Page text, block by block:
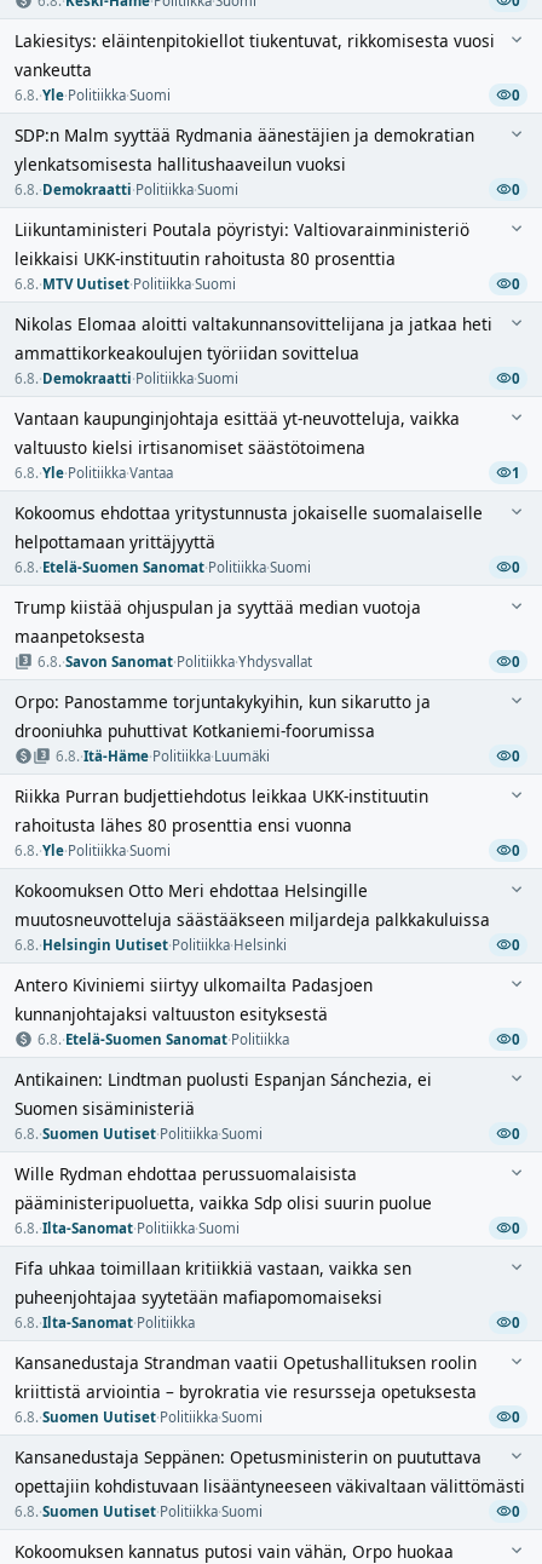
Lakiesitys: eläintenpitokiellot tiukentuvat, rikkomisesta vuosi
vankeutta
6.8.·Yle·Politiikka·Suomi 0
SDP:n Malm syyttää Rydmania äänestäjien ja demokratian
ylenkatsomisesta hallitushaaveilun vuoksi
6.8.·Demokraatti·Politiikka·Suomi 0
Liikuntaministeri Poutala pöyristyi: Valtiovarainministeriö
leikkaisi UKK-instituutin rahoitusta 80 prosenttia
6.8.·MTV Uutiset·Politiikka·Suomi 0
Nikolas Elomaa aloitti valtakunnansovittelijana ja jatkaa heti
ammattikorkeakoulujen työriidan sovittelua
6.8.·Demokraatti·Politiikka·Suomi 0
Vantaan kaupunginjohtaja esittää yt-neuvotteluja, vaikka
valtuusto kielsi irtisanomiset säästötoimena
6.8.·Yle·Politiikka·Vantaa 1
Kokoomus ehdottaa yritystunnusta jokaiselle suomalaiselle
helpottamaan yrittäjyyttä
6.8.·Etelä-Suomen Sanomat·Politiikka·Suomi 0
Trump kiistää ohjuspulan ja syyttää median vuotoja
maanpetoksesta
6.8.·Savon Sanomat·Politiikka·Yhdysvallat 0
Orpo: Panostamme torjuntakykyihin, kun sikarutto ja
drooniuhka puhuttivat Kotkaniemi-foorumissa
6.8.·Itä-Häme·Politiikka·Luumäki 0
Riikka Purran budjettiehdotus leikkaa UKK-instituutin
rahoitusta lähes 80 prosenttia ensi vuonna
6.8.·Yle·Politiikka·Suomi 0
Kokoomuksen Otto Meri ehdottaa Helsingille
muutosneuvotteluja säästääkseen miljardeja palkkakuluissa
6.8.·Helsingin Uutiset·Politiikka·Helsinki 0
Antero Kiviniemi siirtyy ulkomailta Padasjoen
kunnanjohtajaksi valtuuston esityksestä
6.8.·Etelä-Suomen Sanomat·Politiikka 0
Antikainen: Lindtman puolusti Espanjan Sánchezia, ei
Suomen sisäministeriä
6.8.·Suomen Uutiset·Politiikka·Suomi 0
Wille Rydman ehdottaa perussuomalaisista
pääministeripuoluetta, vaikka Sdp olisi suurin puolue
6.8.·Ilta-Sanomat·Politiikka·Suomi 0
Fifa uhkaa toimillaan kritiikkiä vastaan, vaikka sen
puheenjohtajaa syytetään mafiapomomaiseksi
6.8.·Ilta-Sanomat·Politiikka 0
Kansanedustaja Strandman vaatii Opetushallituksen roolin
kriittistä arviointia – byrokratia vie resursseja opetuksesta
6.8.·Suomen Uutiset·Politiikka·Suomi 0
Kansanedustaja Seppänen: Opetusministerin on puututtava
opettajiin kohdistuvaan lisääntyneeseen väkivaltaan välittömästi
6.8.·Suomen Uutiset·Politiikka·Suomi 0
Kokoomuksen kannatus putosi vain vähän, Orpo huokaa